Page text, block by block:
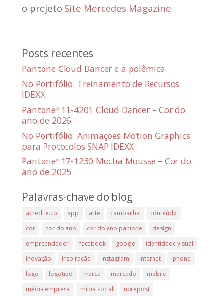
o projeto Site Mercedes Magazine
Posts recentes
Pantone Cloud Dancer e a polêmica
No Portifólio: Treinamento de Recursos
IDEXX
Pantone®11-4201 Cloud Dancer – Cor do
ano de 2026
No Portifólio: Animações Motion Graphics
para Protocolos SNAP IDEXX
Pantone®17-1230 Mocha Mousse – Cor do
ano de 2025
Palavras-chave do blog
acredite.co app arte campanha
conteúdo
cor
cor do ano cor do ano pantone
design
empreendedor
facebook google
identidade visual
inovação
inspiração instagram internet
iphone
logo
logotipo marca mercado
mobile
média empresa
mídia social norepost